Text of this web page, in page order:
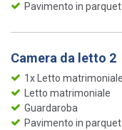
Pavimento in parquet
Camera da letto 2
1x Letto
Letto matrimoniale
Guardaroba
Pavimento in parquet